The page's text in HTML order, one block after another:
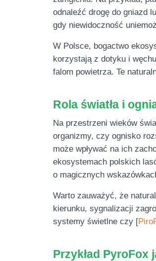
odnaleźć drogę do gniazd
gdy niewidoczność
W Polsce, bogactwo
korzystają z dotyku i
falom powietrza. Te
Rola światła i
Na przestrzeni wieków
organizmy, czy ognisko
może wpływać na ich
ekosystemach polskich
o magicznych
Warto zauważyć, że
kierunku, sygnalizacji
systemy świetlne czy [
Przykład